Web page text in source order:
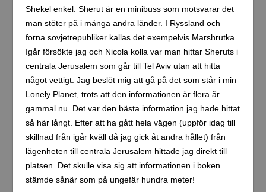
Shekel enkel. Sherut är en minibuss som motsvarar det
man stöter på i många andra länder. I Ryssland och
forna sovjetrepubliker kallas det exempelvis Marshrutka.
Igår försökte jag och Nicola kolla var man hittar Sheruts i
centrala Jerusalem som går till Tel Aviv utan att hitta
något vettigt. Jag beslöt mig att gå på det som står i min
Lonely Planet, trots att den informationen är flera år
gammal nu. Det var den bästa information jag hade hittat
så här långt. Efter att ha gått hela vägen (uppför idag till
skillnad från igår kväll då jag gick åt andra hållet) från
lägenheten till centrala Jerusalem hittade jag direkt till
platsen. Det skulle visa sig att informationen i boken
stämde sånär som på ungefär hundra meter!